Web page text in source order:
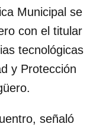
Municipal se
con el titular
tecnológicas
y Protección
señaló